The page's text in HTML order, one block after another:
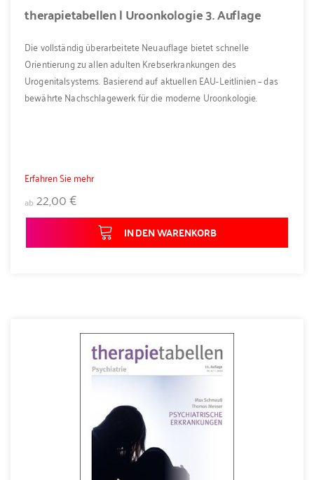
therapietabellen | Uroonkologie 3. Auflage
Die vollständig überarbeitete Neuauflage bietet schnelle
Orientierung zu allen adulten Krebserkrankungen des
Urogenitalsystems. Basierend auf aktuellen EAU-Leitlinien – das
bewährte Nachschlagewerk für die moderne Uroonkologie.
Erfahren Sie mehr
ab22,00 €
IN DEN WARENKORB